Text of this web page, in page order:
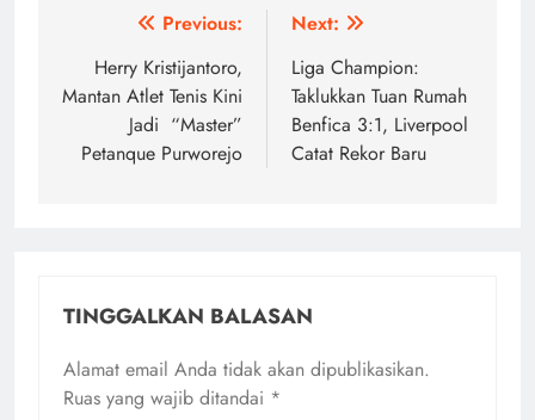
Navigasi
pos
Previous:
Herry Kristijantoro,
Mantan Atlet Tenis Kini
Jadi “Master”
Petanque Purworejo
Next:
Liga Champion:
Taklukkan Tuan Rumah
Benfica 3:1, Liverpool
Catat Rekor Baru
TINGGALKAN BALASAN
Alamat email Anda tidak akan dipublikasikan.
Ruas yang wajib ditandai *